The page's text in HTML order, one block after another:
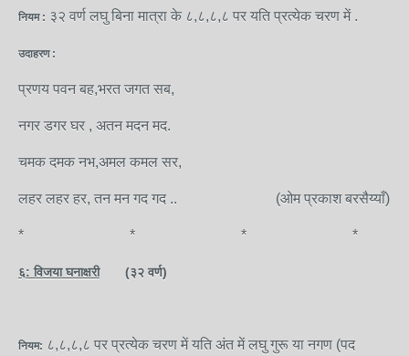
नियम : ३२ वर्ण लघु बिना मात्रा के ८,८,८,८ पर यति प्रत्येक चरण में .
उदाहरण :
प्रणय पवन बह,भरत जगत सब,
नगर डगर घर , अतन मदन मद.
चमक दमक नभ,अमल कमल सर,
लहर लहर हर, तन मन गद गद .. (ओम प्रकाश बरसैय्याँ)
* * * *
६: विजया घनाक्षरी(३२ वर्ण)
नियम: ८,८,८,८ पर प्रत्येक चरण में यति अंत में लघु गुरू या नगण (पद